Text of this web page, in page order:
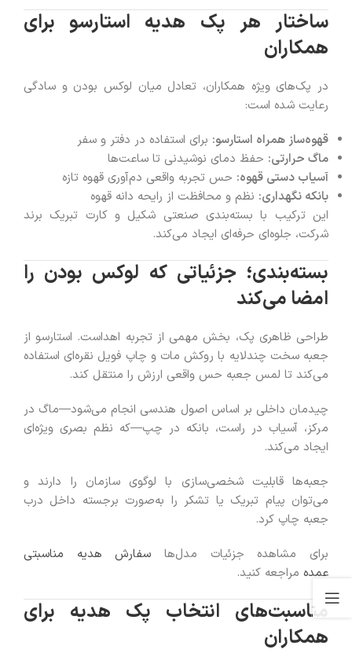
ساختار هر پک هدیه استارسو برای
همکاران
در پک‌های ویژه همکاران، تعادل میان لوکس بودن و سادگی
رعایت شده است:
قهوه‌ساز همراه استارسو: برای استفاده در دفتر و سفر
ماگ حرارتی: حفظ دمای نوشیدنی تا ساعت‌ها
آسیاب دستی قهوه: حس تجربه واقعی دم‌آوری قهوه تازه
بانکه نگهداری: نظم و محافظت از رایحه دانه قهوه
این ترکیب با بسته‌بندی صنعتی شکیل و کارت تبریک برند
شرکت، جلوه‌ای حرفه‌ای ایجاد می‌کند.
بسته‌بندی؛ جزئیاتی که لوکس بودن را
امضا می‌کند
طراحی ظاهری پک، بخش مهمی از تجربه اهداست. استارسو از
جعبه سخت چندلایه با روکش مات و چاپ فویل نقره‌ای استفاده
می‌کند تا لمس جعبه حس واقعی ارزش را منتقل کند.
چیدمان داخلی بر اساس اصول هندسی انجام می‌شود—ماگ در
مرکز، آسیاب در راست، بانکه در چپ—که نظم بصری ویژه‌ای
ایجاد می‌کند.
جعبه‌ها قابلیت شخصی‌سازی با لوگوی سازمان را دارند و
می‌توان پیام تبریک یا تشکر را به‌صورت برجسته داخل درب
جعبه چاپ کرد.
برای مشاهده جزئیات مدل‌ها سفارش هدیه مناسبتی
عمده مراجعه کنید.
مناسبت‌های انتخاب پک هدیه برای
همکاران